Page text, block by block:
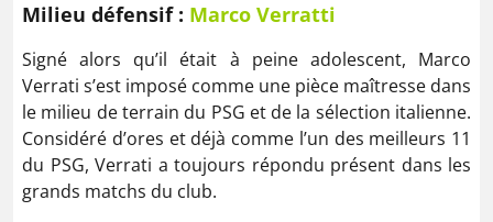
Milieu défensif : Marco Verratti
Signé alors qu’il était à peine adolescent, Marco
Verrati s’est imposé comme une pièce maîtresse dans
le milieu de terrain du PSG et de la sélection italienne.
Considéré d’ores et déjà comme l’un des meilleurs 11
du PSG, Verrati a toujours répondu présent dans les
grands matchs du club.